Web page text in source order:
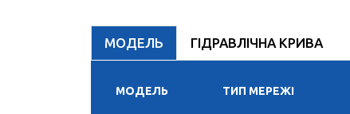
МОДЕЛЬ ГІДРАВЛІЧНА КРИВА
МОДЕЛЬ ТИП МЕРЕЖІ